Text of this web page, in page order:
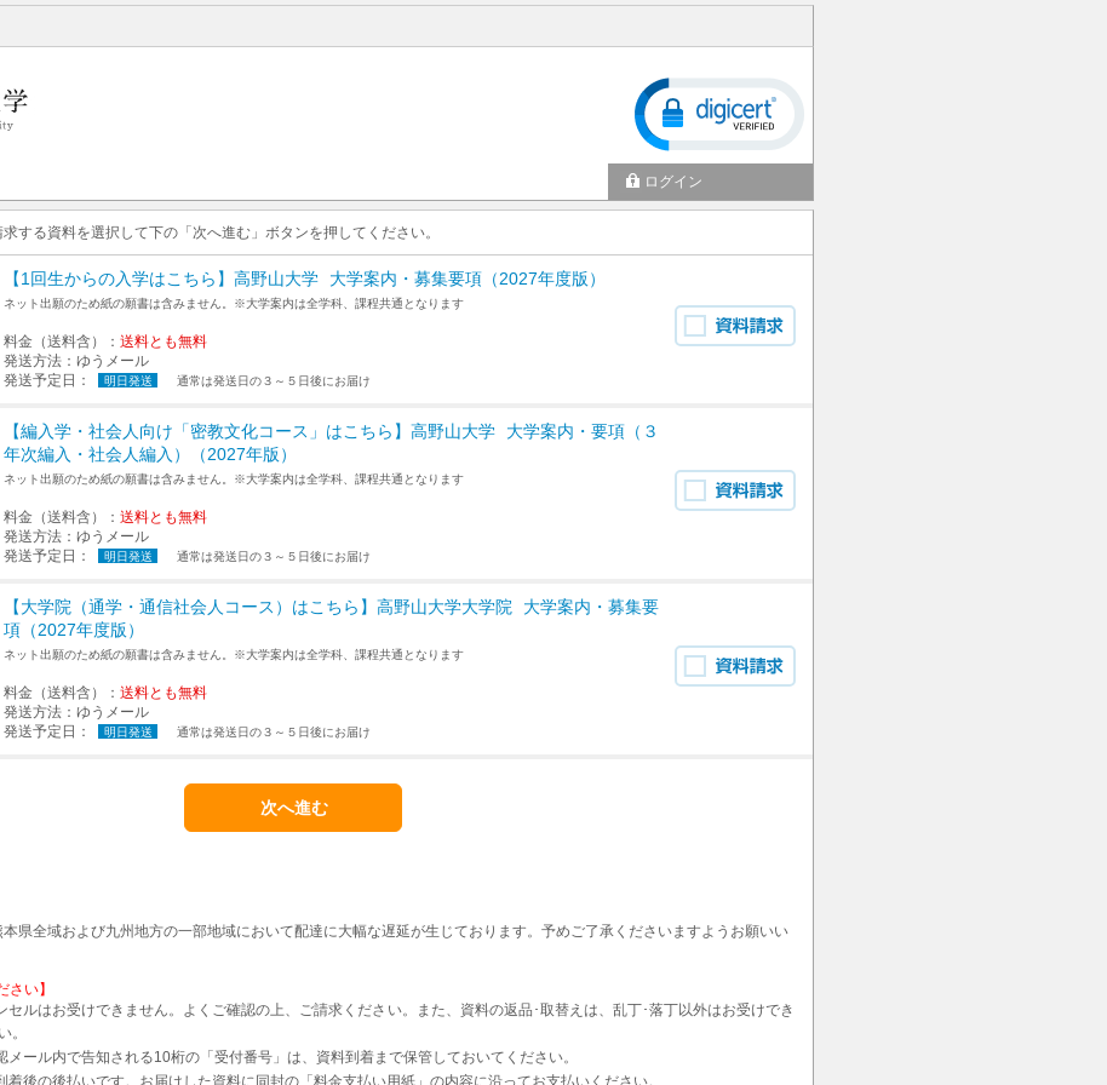
ログイン
する資料を選択して下の「次へ進む」ボタンを押してください。
【1回生からの入学はこちら】高野山大学 大学案内・募集要項（2027年度版）
ネット出願のため紙の願書は含みません。※大学案内は全学科、課程共通となります
料金（送料含）： 送料とも無料
発送方法： ゆうメール
発送予定日：
明日発送 通常は発送日の３～５日後にお届け
【編入学・社会人向け「密教文化コース」はこちら】高野山大学
大学案内・要項（３
年次編入・社会人編入）（2027年版）
ネット出願のため紙の願書は含みません。※大学案内は全学科、課程共通となります
料金（送料含）： 送料とも無料
発送方法： ゆうメール
発送予定日：
明日発送 通常は発送日の３～５日後にお届け
【大学院（通学・通信社会人コース）はこちら】高野山大学大学院
大学案内・募集要
項（2027年度版）
ネット出願のため紙の願書は含みません。※大学案内は全学科、課程共通となります
料金（送料含）： 送料とも無料
発送方法： ゆうメール
発送予定日：
明日発送 通常は発送日の３～５日後にお届け
県全域および九州地方の一部地域において配達に大幅な遅延が生じております。予めご了承くださいますようお願いい
さい】
セルはお受けできません。よくご確認の上、ご請求ください。また、資料の返品･取替えは、乱丁･落丁以外はお受けでき
。
メール内で告知される10桁の「受付番号」は、資料到着まで保管しておいてください。